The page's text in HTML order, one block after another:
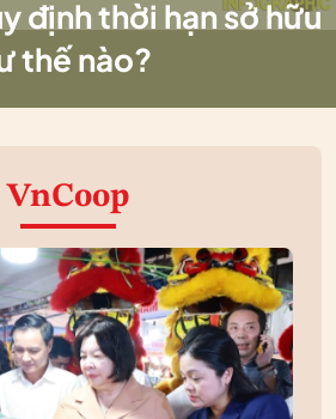
định thời hạn sở hữu
thế nào?
VnCoop